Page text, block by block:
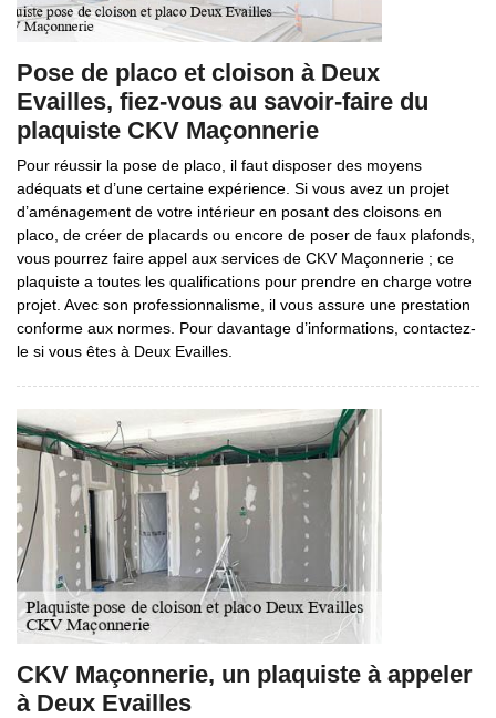
Pose de placo et cloison à Deux
Evailles, fiez-vous au savoir-faire du
plaquiste CKV Maçonnerie
Pour réussir la pose de placo, il faut disposer des moyens
adéquats et d’une certaine expérience. Si vous avez un projet
d’aménagement de votre intérieur en posant des cloisons en
placo, de créer de placards ou encore de poser de faux plafonds,
vous pourrez faire appel aux services de CKV Maçonnerie ; ce
plaquiste a toutes les qualifications pour prendre en charge votre
projet. Avec son professionnalisme, il vous assure une prestation
conforme aux normes. Pour davantage d’informations, contactez-
le si vous êtes à Deux Evailles.
CKV Maçonnerie, un plaquiste à appeler
à Deux Evailles